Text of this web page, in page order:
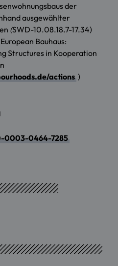
der
ausgewählter
(SWD-10.08.18.7-17.34)
Bauhaus:
Structures in Kooperation
actions )
0003-0464-7285